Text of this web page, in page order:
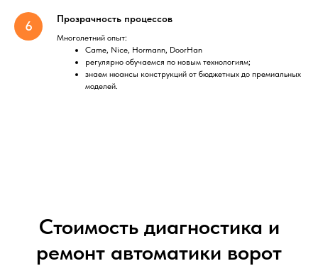
Прозрачность процессов
Многолетний опыт:
Came, Nice, Hormann, DoorHan
регулярно обучаемся по новым технологиям;
знаем нюансы конструкций от бюджетных до премиальных
моделей.
Стоимость диагностика и
ремонт автоматики ворот